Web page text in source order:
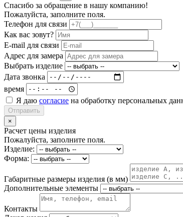
Спасибо за обращение в нашу компанию!
Пожалуйста, заполните поля.
Телефон для связи
Как вас зовут?
E-mail для связи
Адрес для замера
Выбрать изделие
Дата звонка
время
Я даю согласие на обработку персональных
Отправить
×
Расчет цены изделия
Пожалуйста, заполните поля.
Изделие:
Форма:
Габаритные размеры изделия (в мм)
Дополнительные элементы
Контакты